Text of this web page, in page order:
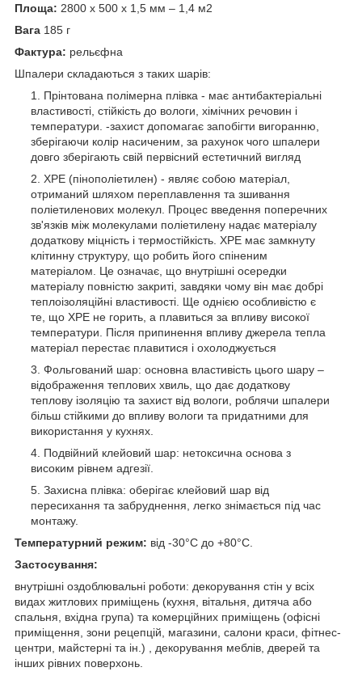
Площа: 2800 х 500 х 1,5 мм – 1,4 м2
Вага 185 г
Фактура: рельєфна
Шпалери складаються з таких шарів:
Прінтована полімерна плівка - має антибактеріальні
властивості, стійкість до вологи, хімічних речовин і
температури. -захист допомагає запобігти вигоранню,
зберігаючи колір насиченим, за рахунок чого шпалери
довго зберігають свій первісний естетичний вигляд
XPE (пінополіетилен) - являє собою матеріал,
отриманий шляхом переплавлення та зшивання
поліетиленових молекул. Процес введення поперечних
зв'язків між молекулами поліетилену надає матеріалу
додаткову міцність і термостійкість. XPE має замкнуту
клітинну структуру, що робить його спіненим
матеріалом. Це означає, що внутрішні осередки
матеріалу повністю закриті, завдяки чому він має добрі
теплоізоляційні властивості. Ще однією особливістю є
те, що ХРЕ не горить, а плавиться за впливу високої
температури. Після припинення впливу джерела тепла
матеріал перестає плавитися і охолоджується
Фольгований шар: основна властивість цього шару –
відображення теплових хвиль, що дає додаткову
теплову ізоляцію та захист від вологи, роблячи шпалери
більш стійкими до впливу вологи та придатними для
використання у кухнях.
Подвійний клейовий шар: нетоксична основа з
високим рівнем адгезії.
Захисна плівка: оберігає клейовий шар від
пересихання та забруднення, легко знімається під час
монтажу.
Температурний режим: від -30°C до +80°C.
Застосування:
внутрішні оздоблювальні роботи: декорування стін у всіх
видах житлових приміщень (кухня, вітальня, дитяча або
спальня, вхідна група) та комерційних приміщень (офісні
приміщення, зони рецепцій, магазини, салони краси, фітнес-
центри, майстерні та ін.) , декорування меблів, дверей та
інших рівних поверхонь.